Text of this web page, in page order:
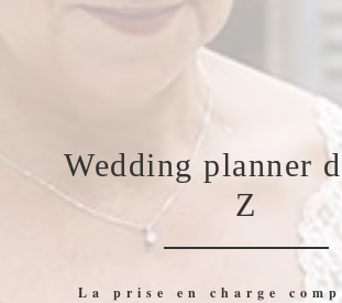
Wedding planner
Z
La prise en charge